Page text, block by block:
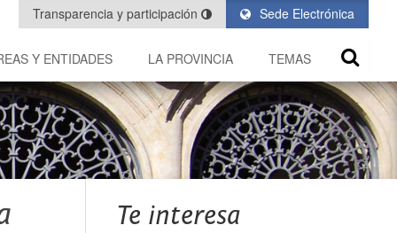
Sede Electrónica
Transparencia y participación
Y ENTIDADES LA PROVINCIA TEMAS
Te interesa